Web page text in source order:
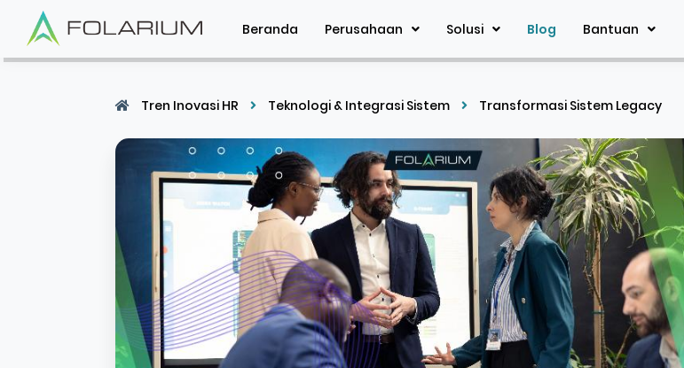
Beranda Perusahaan Solusi Blog Bantuan
Tren Inovasi HR Teknologi & Integrasi Sistem Transformasi Sistem Legacy